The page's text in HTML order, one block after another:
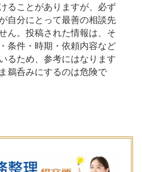
ることがありますが、必ず
自分にとって最善の相談先
ん。投稿された情報は、そ
条件・時期・依頼内容など
るため、参考にはなります
鵜呑みにするのは危険で